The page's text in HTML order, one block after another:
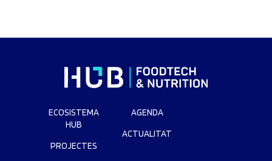
ECOSISTEMA
HUB
PROJECTES
AGENDA
ACTUALITAT